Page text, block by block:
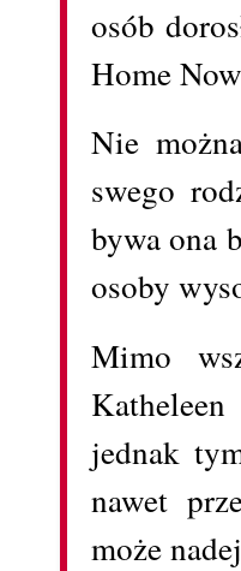
osób
Home
Nie
swego
bywa ona
osoby
Mimo
jednak
nawet
może